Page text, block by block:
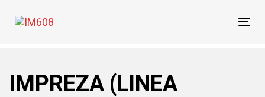
links
to
to
IMPREZA (LINEA